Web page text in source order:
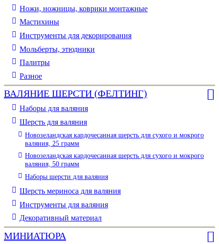
Ножи, ножницы, коврики монтажные
Мастихины
Инструменты для декорирования
Мольберты, этюдники
Палитры
Разное
ВАЛЯНИЕ ШЕРСТИ (ФЕЛТИНГ)
Наборы для валяния
Шерсть для валяния
Новозеландская кардочесанная шерсть для сухого и мокрого
валяния, 25 грамм
Новозеландская кардочесанная шерсть для сухого и мокрого
валяния, 50 грамм
Наборы шерсти для валяния
Шерсть мериноса для валяния
Инструменты для валяния
Декоративный материал
МИНИАТЮРА